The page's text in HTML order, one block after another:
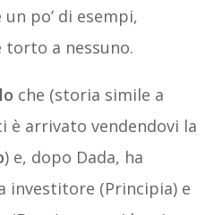
po’ di esempi,
torto a nessuno.
che (storia simile a
è arrivato vendendovi la
) e, dopo Dada, ha
investitore (Principia) e